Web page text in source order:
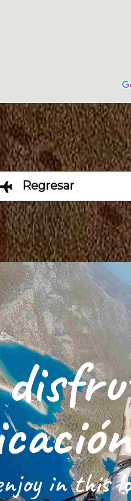
Regresar
in this